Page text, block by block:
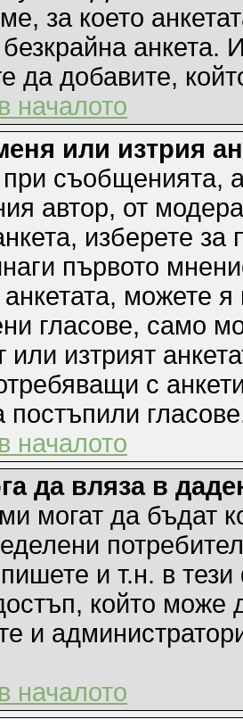
за което
безкрайна
да добавите,
началото
или изтрия
съобщенията,
автор, от
изберете
първото
анкетата, можете
гласове, само
или изтрият
с
постъпили
началото
да вляза в
могат да бъдат
пишете и т.н. в
който може
и
началото